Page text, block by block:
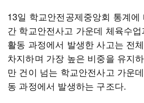
13일 학교안전공제중앙회 통계에
간 학교안전사고 가운데 체육수
활동 과정에서 발생한 사고는 전
차지하며 가장 높은 비중을 유지
만 건이 넘는 학교안전사고 가운
동 과정에서 발생하는 구조다.